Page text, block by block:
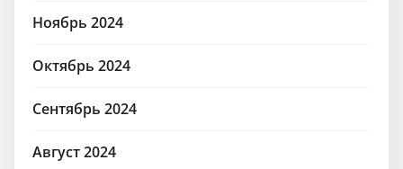
Ноябрь 2024
Октябрь 2024
Сентябрь 2024
Август 2024